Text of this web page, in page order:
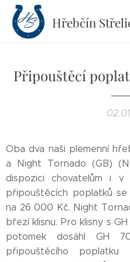
Hřebčín
Připouštěcí
Oba dva naši plemenní
a Night Tornado (GB)
dispozici chovatelům i v
připouštěcích poplatků se
na 26 000 Kč. Night
březí klisnu. Pro klisny s
potomek dosáhl GH
připouštěcího